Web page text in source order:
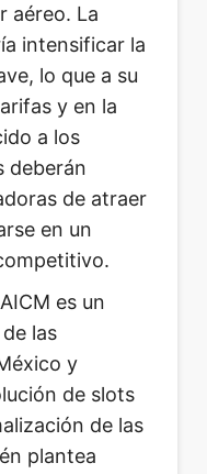
aéreo. La
intensificar la
lo que a su
y en la
a los
deberán
de atraer
en un
es un
las
y
de slots
de las
plantea